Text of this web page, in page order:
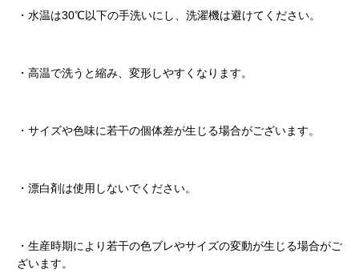
・水温は30℃以下の手洗いにし、洗濯機は避けてください。
・高温で洗うと縮み、変形しやすくなります。
・サイズや色味に若干の個体差が生じる場合がございます。
・漂白剤は使用しないでください。
・生産時期により若干の色ブレやサイズの変動が生じる場合がご
ざいます。